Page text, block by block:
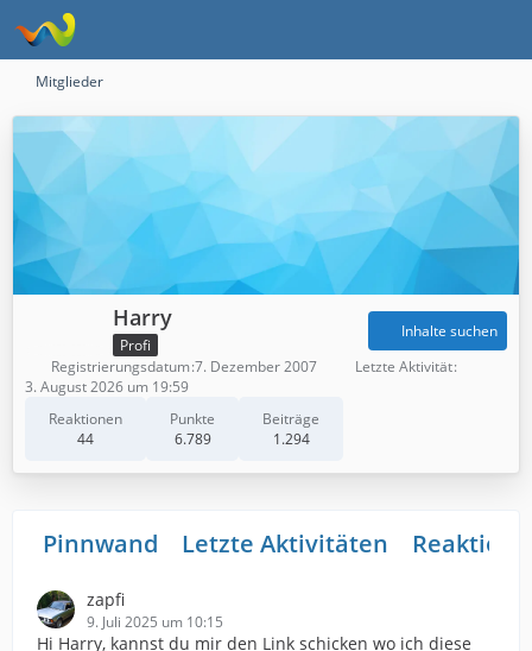
Mitglieder
Harry
Profi
Reaktionen
44
Punkte
6.789
Beiträge
1.294
Inhalte suchen
Registrierungsdatum 7. Dezember 2007
Letzte Aktivität
3. August 2026 um 19:59
Pinnwand Letzte Aktivitäten
zapfi
9. Juli 2025 um 10:15
Hi Harry, kannst du mir den Link schicken wo ich diese